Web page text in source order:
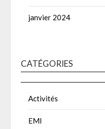
janvier 2024
CATÉGORIES
Activités
EMI